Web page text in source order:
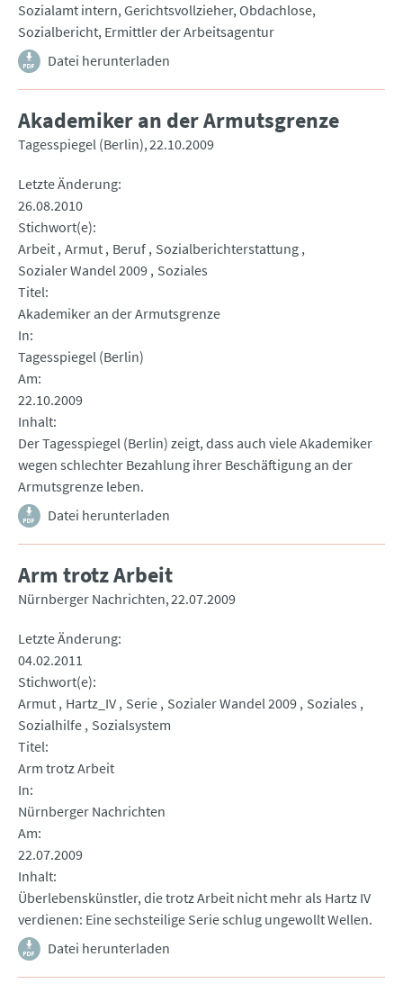
Sozialamt intern, Gerichtsvollzieher, Obdachlose,
Sozialbericht, Ermittler der Arbeitsagentur
Datei herunterladen
Akademiker an der Armutsgrenze
Tagesspiegel (Berlin) 22.10.2009
Letzte Änderung
26.08.2010
Stichwort(e)
Arbeit Armut Beruf Sozialberichterstattung
Sozialer Wandel 2009 Soziales
Titel
Akademiker an der Armutsgrenze
In
Tagesspiegel (Berlin)
Am
22.10.2009
Inhalt
Der Tagesspiegel (Berlin) zeigt, dass auch viele Akademiker
wegen schlechter Bezahlung ihrer Beschäftigung an der
Armutsgrenze leben.
Datei herunterladen
Arm trotz Arbeit
Nürnberger Nachrichten 22.07.2009
Letzte Änderung
04.02.2011
Stichwort(e)
Armut Hartz_IV Serie Sozialer Wandel 2009 Soziales
Sozialhilfe Sozialsystem
Titel
Arm trotz Arbeit
In
Nürnberger Nachrichten
Am
22.07.2009
Inhalt
Überlebenskünstler, die trotz Arbeit nicht mehr als Hartz IV
verdienen: Eine sechsteilige Serie schlug ungewollt Wellen.
Datei herunterladen